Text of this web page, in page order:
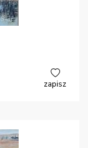
zapisz